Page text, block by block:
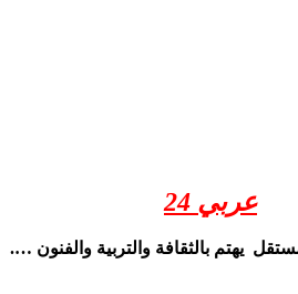
عربي 24
يهتم بالثقافة والتربية والفنون ….